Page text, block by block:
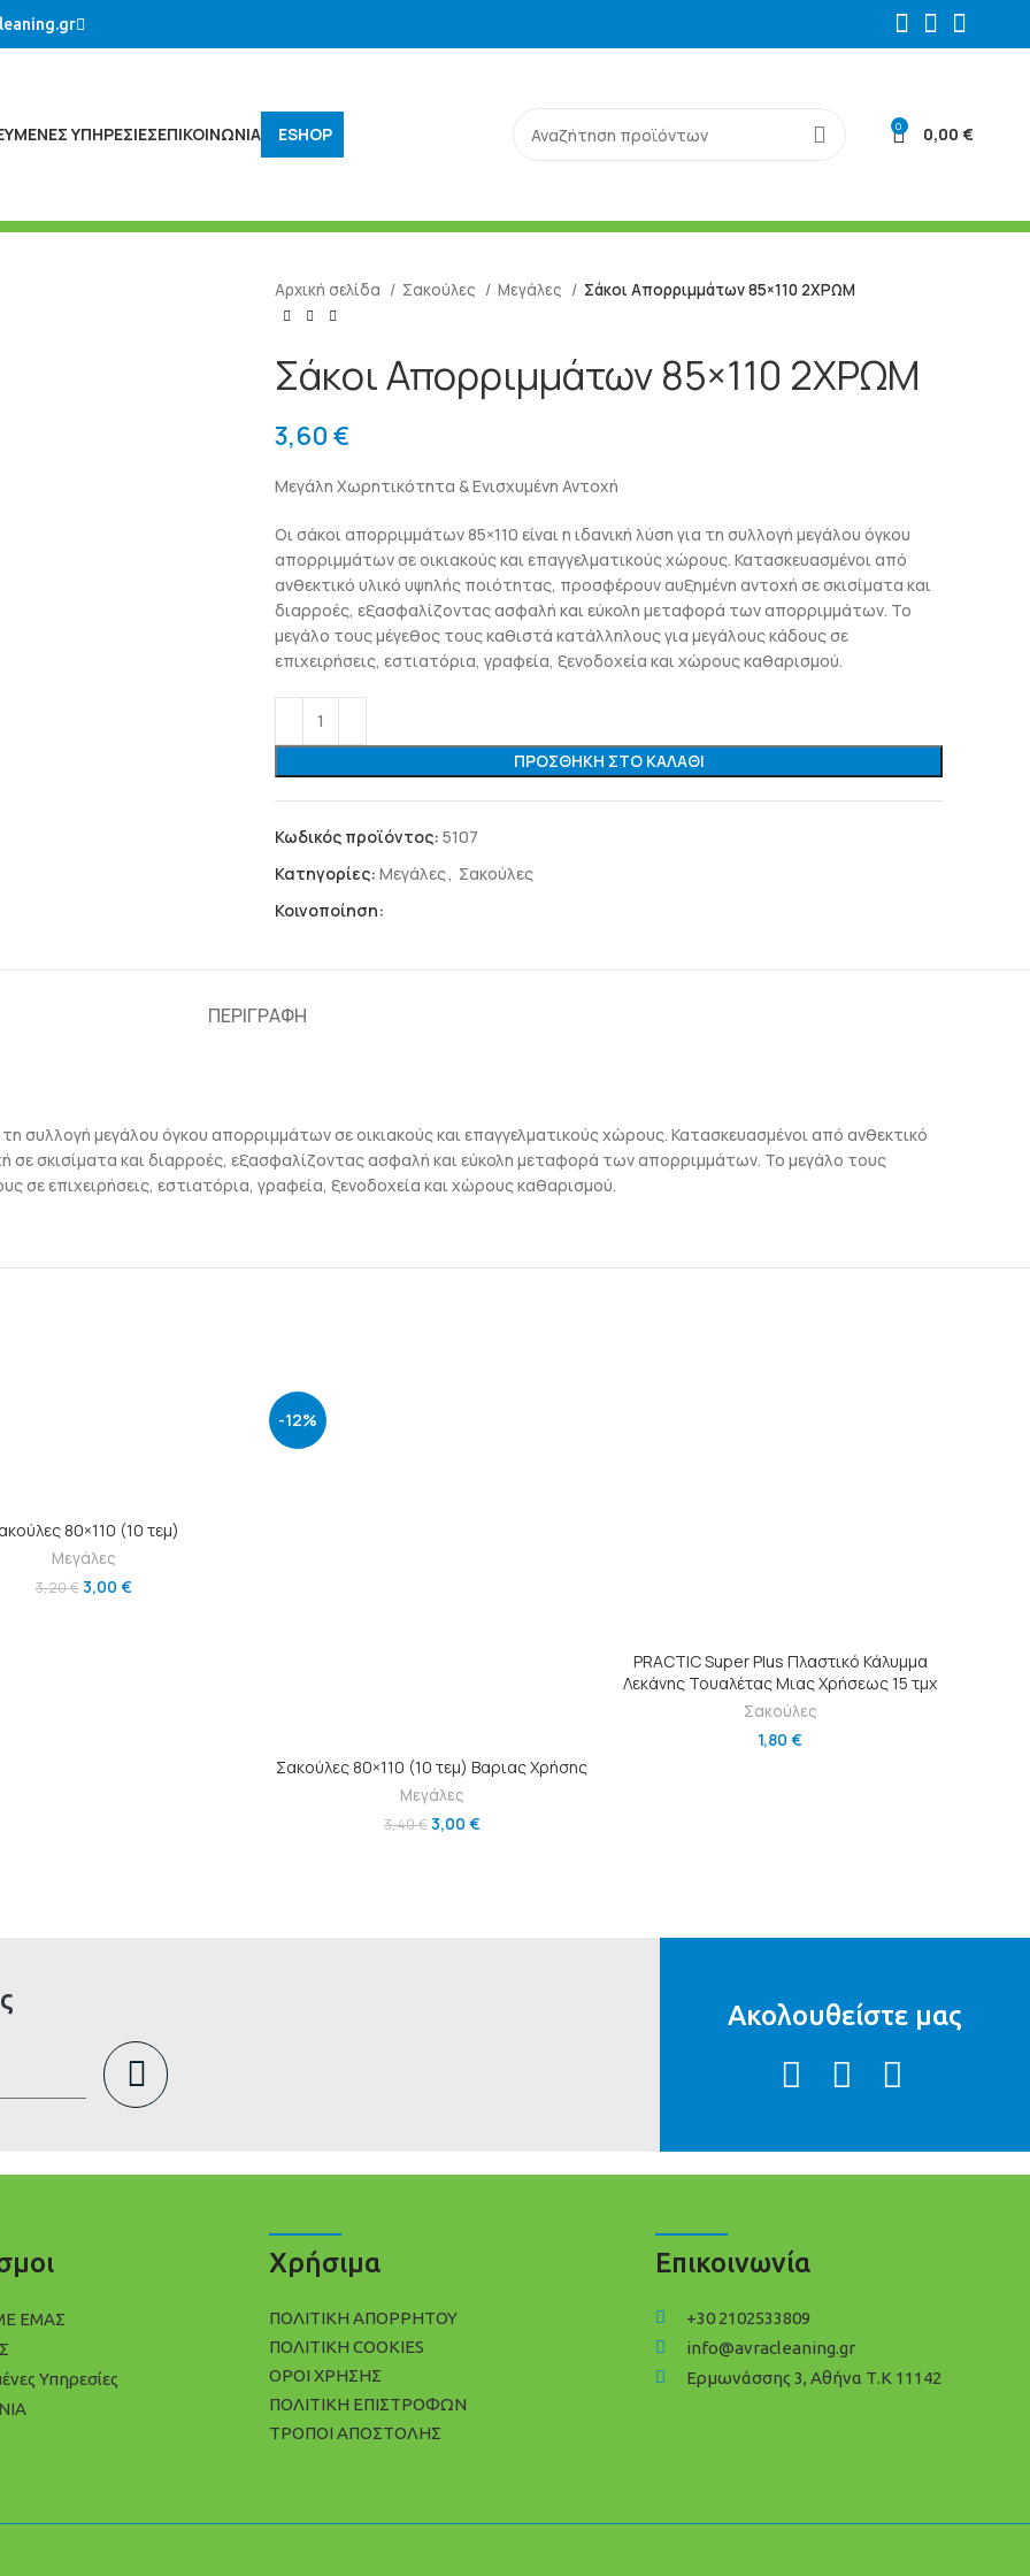
ΥΠΗΡΕΣΊΕΣΕΠΙΚΟΙΝΩΝΙΑ ESHOP 0 0,00€
Αρχική σελίδα Σακούλες Μεγάλες Σάκοι Απορριμμάτων 85×110 2ΧΡΩΜ
Σάκοι Απορριμμάτων 85×110 2ΧΡΩΜ
3,60 €
Μεγάλη Χωρητικότητα & Ενισχυμένη Αντοχή
Οι σάκοι απορριμμάτων 85×110 είναι η ιδανική λύση για τη συλλογή μεγάλου όγκου
απορριμμάτων σε οικιακούς και επαγγελματικούς χώρους. Κατασκευασμένοι από
ανθεκτικό υλικό υψηλής ποιότητας, προσφέρουν αυξημένη αντοχή σε σκισίματα και
διαρροές, εξασφαλίζοντας ασφαλή και εύκολη μεταφορά των απορριμμάτων. Το
μεγάλο τους μέγεθος τους καθιστά κατάλληλους για μεγάλους κάδους σε
επιχειρήσεις, εστιατόρια, γραφεία, ξενοδοχεία και χώρους καθαρισμού.
ΠΡΟΣΘΉΚΗ ΣΤΟ ΚΑΛΆΘΙ
Κωδικός προϊόντος: 5107
Κατηγορίες: Μεγάλες, Σακούλες
Κοινοποίηση:
ΠΕΡΙΓΡΑΦΉ
τη συλλογή μεγάλου όγκου απορριμμάτων σε οικιακούς και επαγγελματικούς χώρους. Κατασκευασμένοι από ανθεκτικό
σε σκισίματα και διαρροές, εξασφαλίζοντας ασφαλή και εύκολη μεταφορά των απορριμμάτων. Το μεγάλο τους
σε επιχειρήσεις, εστιατόρια, γραφεία, ξενοδοχεία και χώρους καθαρισμού.
ΣΤΟ ΚΑΛΆΘΙ
80×110 (10 τεμ)
Μεγάλες
3,20€ 3,00 €
-12%
ΠΡΟΣΘΉΚΗ ΣΤΟ ΚΑΛΆΘΙ
Σακούλες 80×110 (10 τεμ) Βαριας Χρήσης
Μεγάλες
3,40€ 3,00 €
ΠΡΟΣΘΉΚΗ ΣΤΟ ΚΑΛΆΘΙ
PRACTIC Super Plus Πλαστικό Κάλυμμα
Λεκάνης Τουαλέτας Μιας Χρήσεως 15 τμχ
Σακούλες
1,80 €
Ακολουθείστε μας
ΕΜΑΣ
Υπηρεσίες
Χρήσιμα
ΠΟΛΙΤΙΚΉ ΑΠΟΡΡΉΤΟΥ
ΠΟΛΊΤΙΚΗ COOKIES
ΌΡΟΙ ΧΡΉΣΗΣ
ΠΟΛΙΤΙΚΉ ΕΠΙΣΤΡΟΦΏΝ
ΤΡΌΠΟΙ ΑΠΟΣΤΟΛΉΣ
Επικοινωνία
+30 2102533809
info@avracleaning.gr
Ερμωνάσσης 3, Αθήνα Τ.Κ 11142